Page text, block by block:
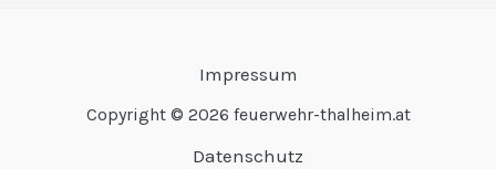
Impressum
Copyright © 2026 feuerwehr-thalheim.at
Datenschutz